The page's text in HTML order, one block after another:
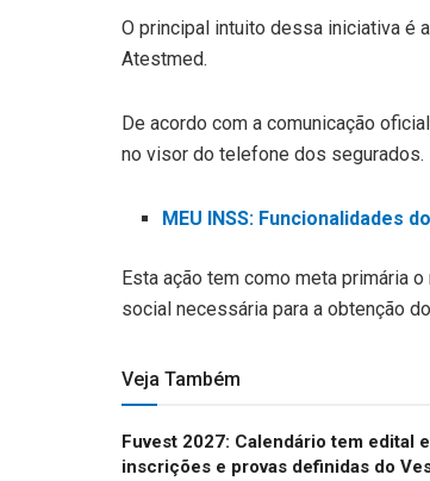
O principal intuito dessa iniciativa é
Atestmed.
De acordo com a comunicação
no visor do telefone dos segurados.
MEU INSS: Funcionalidades
Esta ação tem como meta primária
social necessária para a obtenção
Veja Também
Fuvest 2027: Calendário tem edital
inscrições e provas definidas do